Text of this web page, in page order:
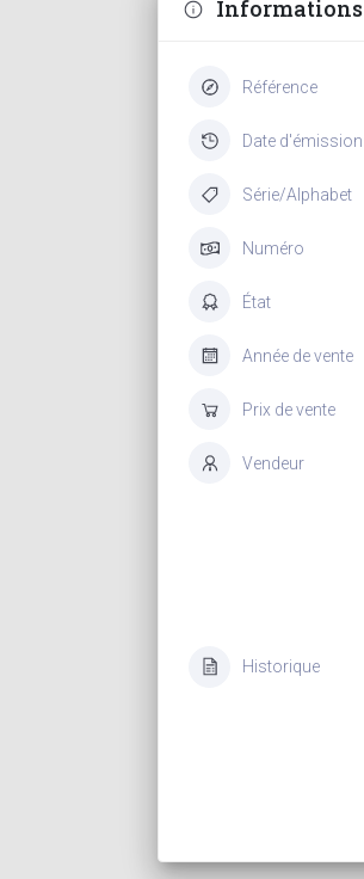
Informations
Référence
Date d'émission
Série/Alphabet
Numéro
État
Année de vente
Prix de vente
Vendeur
Historique